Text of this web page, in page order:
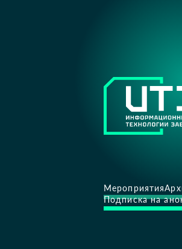
Мероприятия
Подписка на